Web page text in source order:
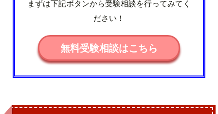
まずは下記ボタンから受験相談を行ってみてく
ださい！
無料受験相談はこちら